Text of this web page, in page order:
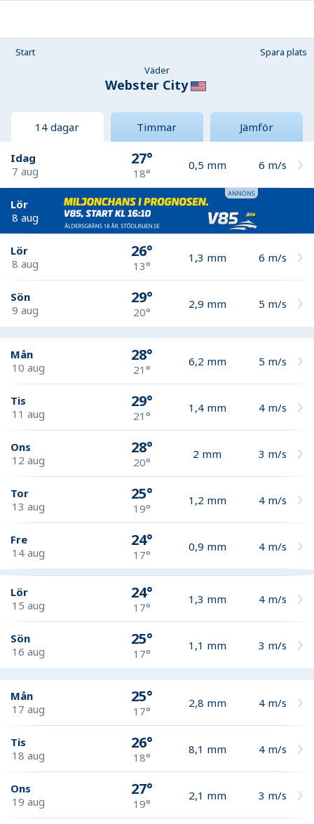
Start
Spara plats
Väder
Webster City
14 dagar Timmar Jämför
Idag
7 aug
27°
18°
0,5 mm 6 m/s
Lör
8 aug
Lör
8 aug
26°
13°
1,3 mm 6 m/s
Sön
9 aug
29°
20°
2,9 mm 5 m/s
Mån
10 aug
28°
21°
6,2 mm 5 m/s
Tis
11 aug
29°
21°
1,4 mm 4 m/s
Ons
12 aug
28°
20°
2 mm 3 m/s
Tor
13 aug
25°
19°
1,2 mm 4 m/s
Fre
14 aug
24°
17°
0,9 mm 4 m/s
Lör
15 aug
24°
17°
1,3 mm 4 m/s
Sön
16 aug
25°
17°
1,1 mm 3 m/s
Mån
17 aug
25°
17°
2,8 mm 4 m/s
Tis
18 aug
26°
18°
8,1 mm 4 m/s
Ons
19 aug
27°
19°
2,1 mm 3 m/s